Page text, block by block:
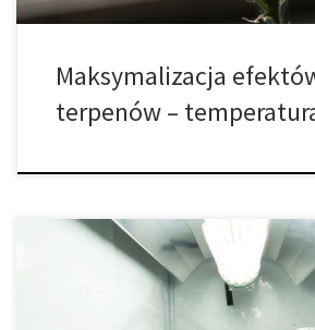
Maksymalizacja
terpenów –
Czy Twój ulubiony zapach może pomóc Ci
odmianę marihuany? Nie tak daleko za